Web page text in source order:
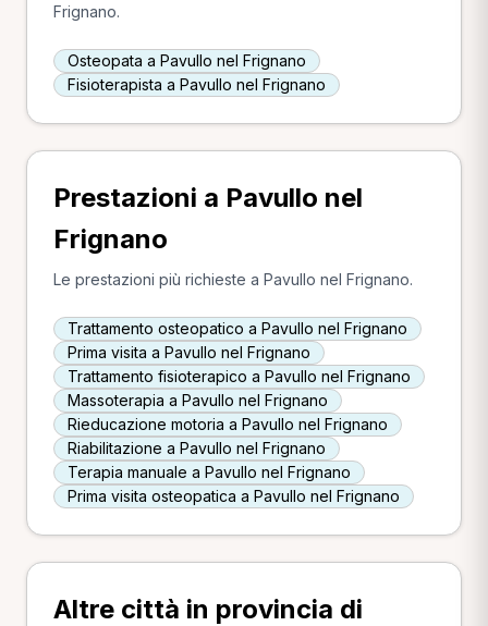
Frignano.
Osteopata a Pavullo nel Frignano
Fisioterapista a Pavullo nel Frignano
Prestazioni a Pavullo nel
Frignano
Le prestazioni più richieste a Pavullo nel Frignano.
Trattamento osteopatico a Pavullo nel Frignano
Prima visita a Pavullo nel Frignano
Trattamento fisioterapico a Pavullo nel Frignano
Massoterapia a Pavullo nel Frignano
Rieducazione motoria a Pavullo nel Frignano
Riabilitazione a Pavullo nel Frignano
Terapia manuale a Pavullo nel Frignano
Prima visita osteopatica a Pavullo nel Frignano
Altre città in provincia di